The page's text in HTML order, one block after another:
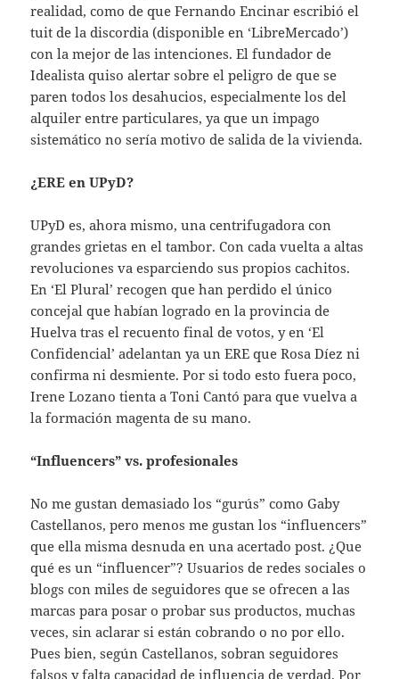
realidad, como de que Fernando Encinar escribió el
tuit de la discordia (disponible en ‘LibreMercado’)
con la mejor de las intenciones. El fundador de
Idealista quiso alertar sobre el peligro de que se
paren todos los desahucios, especialmente los del
alquiler entre particulares, ya que un impago
sistemático no sería motivo de salida de la vivienda.
¿ERE en UPyD?
UPyD es, ahora mismo, una centrifugadora con
grandes grietas en el tambor. Con cada vuelta a altas
revoluciones va esparciendo sus propios cachitos.
En ‘El Plural’ recogen que han perdido el único
concejal que habían logrado en la provincia de
Huelva tras el recuento final de votos, y en ‘El
Confidencial’ adelantan ya un ERE que Rosa Díez ni
confirma ni desmiente. Por si todo esto fuera poco,
Irene Lozano tienta a Toni Cantó para que vuelva a
la formación magenta de su mano.
“Influencers” vs. profesionales
No me gustan demasiado los “gurús” como Gaby
Castellanos, pero menos me gustan los “influencers”
que ella misma desnuda en una acertado post. ¿Que
qué es un “influencer”? Usuarios de redes sociales o
blogs con miles de seguidores que se ofrecen a las
marcas para posar o probar sus productos, muchas
veces, sin aclarar si están cobrando o no por ello.
Pues bien, según Castellanos, sobran seguidores
falsos y falta capacidad de influencia de verdad. Por